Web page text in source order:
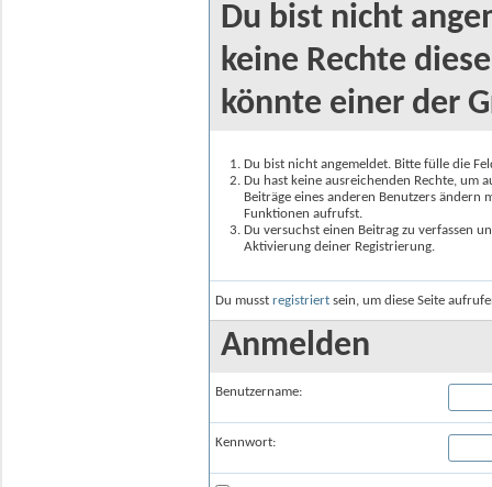
Du bist nicht
keine Rechte
könnte einer der
Du bist nicht angemeldet. Bitte fülle die
Du hast keine ausreichenden Rechte, um
Beiträge eines anderen Benutzers
Funktionen aufrufst.
Du versuchst einen Beitrag zu verfassen
Aktivierung deiner Registrierung.
Du musst registriert sein, um diese Seite
Anmelden
Benutzername:
Kennwort: